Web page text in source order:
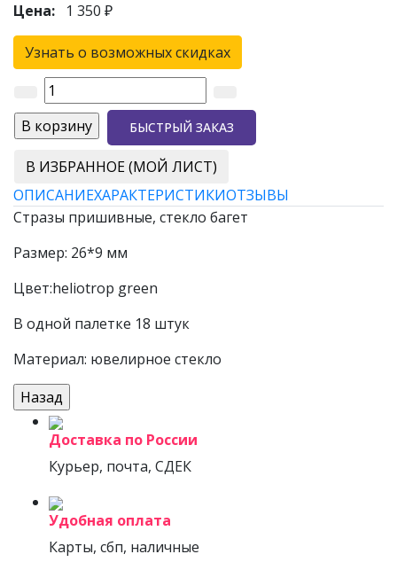
Цена: 1 350 ₽
Узнать о возможных скидках
БЫСТРЫЙ ЗАКАЗ
В ИЗБРАННОЕ (МОЙ ЛИСТ)
ОПИСАНИЕХАРАКТЕРИСТИКИОТЗЫВЫ
Стразы пришивные, стекло багет
Размер: 26*9 мм
Цвет:heliotrop green
В одной палетке 18 штук
Материал: ювелирное стекло
Доставка по России
Курьер, почта, СДЕК
Удобная оплата
Карты, сбп, наличные